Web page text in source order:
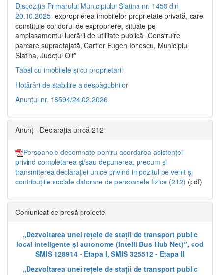
Dispoziția Primarului Municipiului Slatina nr. 1458 din
20.10.2025- exproprierea imobilelor proprietate privată, care
constituie coridorul de expropriere, situate pe
amplasamentul lucrării de utilitate publică „Construire
parcare supraetajată, Cartier Eugen Ionescu, Municipiul
Slatina, Județul Olt”
Tabel cu imobilele și cu proprietarii
Hotărâri de stabilire a despăgubirilor
Anunțul nr. 18594/24.02.2026
Anunț - Declarația unică 212
Persoanele desemnate pentru acordarea asistenței
privind completarea și/sau depunerea, precum și
transmiterea declarației unice privind impozitul pe venit și
contribuțiile sociale datorare de persoanele fizice (212) (pdf)
Comunicat de presă proiecte
„Dezvoltarea unei rețele de stații de transport public
local inteligente și autonome (Intelli Bus Hub Net)”, cod
SMIS 128914 - Etapa I, SMIS 325512 - Etapa II
„Dezvoltarea unei rețele de stații de transport public